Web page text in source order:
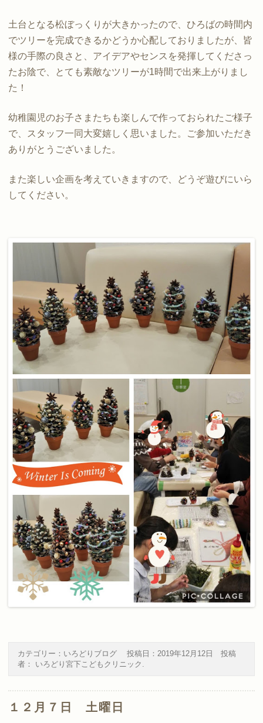
土台となる松ぼっくりが大きかったので、ひろばの時間内
でツリーを完成できるかどうか心配しておりましたが、皆
様の手際の良さと、アイデアやセンスを発揮してくださっ
たお陰で、とても素敵なツリーが1時間で出来上がりまし
た！
幼稚園児のお子さまたちも楽しんで作っておられたご様子
で、スタッフ一同大変嬉しく思いました。ご参加いただき
ありがとうございました。
また楽しい企画を考えていきますので、どうぞ遊びにいら
してください。
カテゴリー： いろどりブログ 投稿日： 2019年12月12日
投稿
者： いろどり宮下こどもクリニック
１２月７日 土曜日